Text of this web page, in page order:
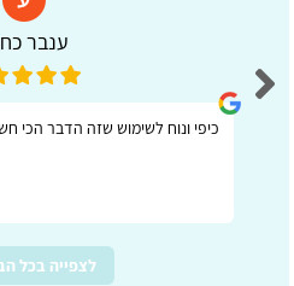
ענבר
כיפי ונוח לשימוש שזה הדבר הכי
לצפייה בכל